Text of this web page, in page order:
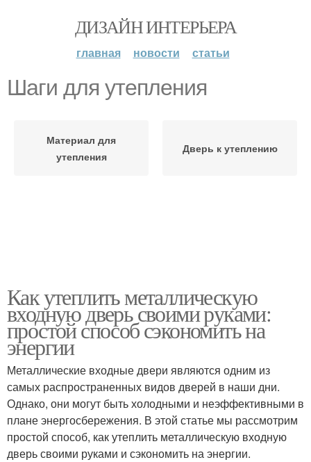
ДИЗАЙН ИНТЕРЬЕРА
главная новости статьи
Шаги для утепления
Материал для
утепления
Дверь к утеплению
Как утеплить металлическую
входную дверь своими руками:
простой способ сэкономить на
энергии
Металлические входные двери являются одним из
самых распространенных видов дверей в наши дни.
Однако, они могут быть холодными и неэффективными в
плане энергосбережения. В этой статье мы рассмотрим
простой способ, как утеплить металлическую входную
дверь своими руками и сэкономить на энергии.